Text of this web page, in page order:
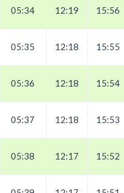
05:34 12:19 15:56
05:35 12:18 15:55
05:36 12:18 15:54
05:37 12:18 15:53
05:38 12:17 15:52